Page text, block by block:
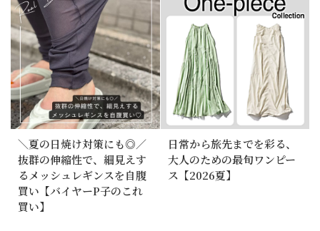
＼夏の日焼け対策にも◎／
抜群の伸縮性で、細見えす
るメッシュレギンスを自腹
買い【バイヤーP子のこれ
買い】
日常から旅先までを彩る、
大人のための最旬ワンピー
ス【2026夏】